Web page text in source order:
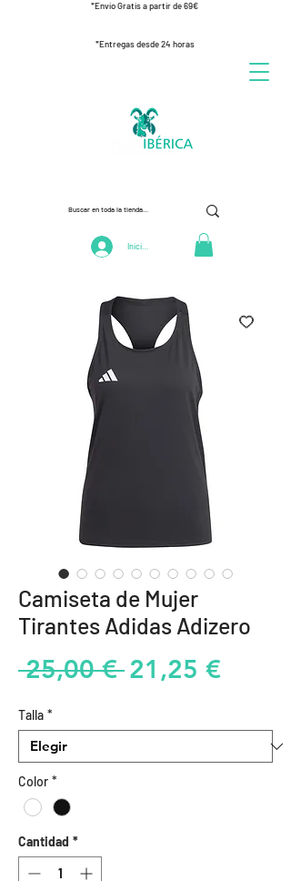
*Envío Gratis a partir de 69€
*Entregas desde 24 horas
Iniciar Sesión
Camiseta de Mujer
Tirantes Adidas Adizero
25,00 € Precio
21,25 €Precio
oferta
Talla *
Color *
Cantidad *